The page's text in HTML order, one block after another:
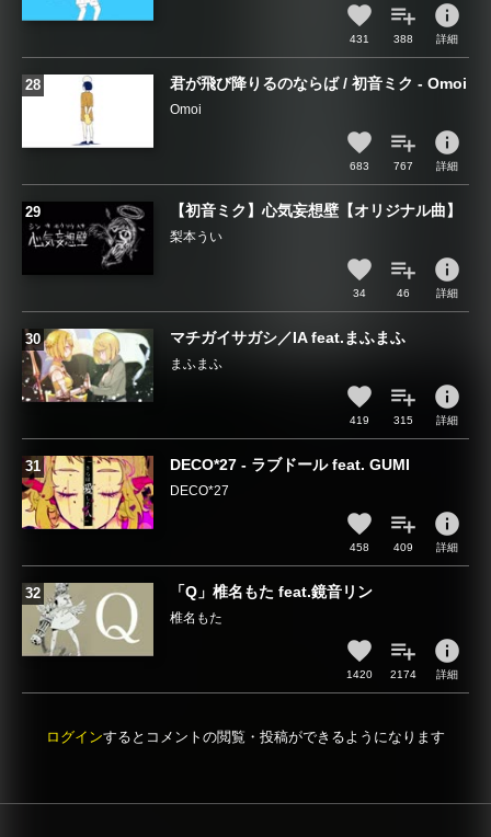
431 388
info
詳細
君が飛び降りるのならば / 初音ミク - Omoi
Omoi
683 767
info
詳細
【初音ミク】心気妄想壁【オリジナル曲】
梨本うい
34 46
info
詳細
マチガイサガシ／IA feat.まふまふ
まふまふ
419 315
info
詳細
DECO*27 - ラブドール feat. GUMI
DECO*27
458 409
info
詳細
「Q」椎名もた feat.鏡音リン
椎名もた
1420 2174
info
詳細
ログインするとコメントの閲覧・投稿ができるようになります